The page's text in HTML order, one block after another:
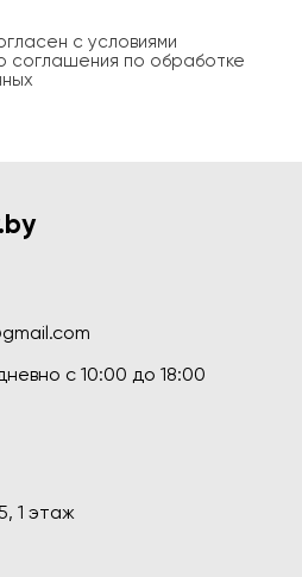
с условиями
соглашения по обработке
c 10:00 до 18:00
1 этаж